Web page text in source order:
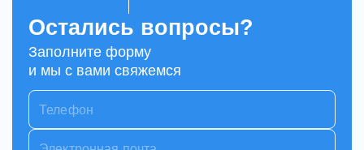
Остались вопросы?
Заполните форму
и мы с вами свяжемся